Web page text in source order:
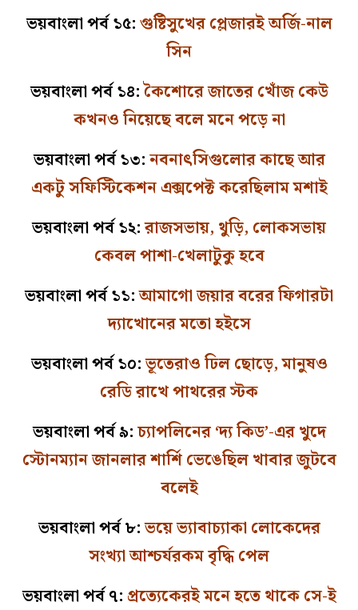
ভয়বাংলা পর্ব ১৫:গুষ্টিসুখের প্লেজারই অর্জি-নাল
সিন
ভয়বাংলা পর্ব ১৪:কৈশোরে জাতের খোঁজ কেউ
কখনও নিয়েছে বলে মনে পড়ে না
ভয়বাংলা পর্ব ১৩:নবনাৎসিগুলোর কাছে আর
একটু সফিস্টিকেশন এক্সপেক্ট করেছিলাম মশাই
ভয়বাংলা পর্ব ১২:রাজসভায়, থুড়ি, লোকসভায়
কেবল পাশা-খেলাটুকু হবে
ভয়বাংলা পর্ব ১১:আমাগো জয়ার বরের ফিগারটা
দ্যাখোনের মতো হইসে
ভয়বাংলা পর্ব ১০:ভূতেরাও ঢিল ছোড়ে, মানুষও
রেডি রাখে পাথরের স্টক
ভয়বাংলা পর্ব ৯:চ্যাপলিনের ‘দ্য কিড’-এর খুদে
স্টোনম্যান জানলার শার্শি ভেঙেছিল খাবার জুটবে
বলেই
ভয়বাংলা পর্ব ৮:ভয়ে ভ্যাবাচ্যাকা লোকেদের
সংখ্যা আশ্চর্যরকম বৃদ্ধি পেল
ভয়বাংলা পর্ব ৭: প্রত্যেকেরই মনে হতে থাকে সে-ই